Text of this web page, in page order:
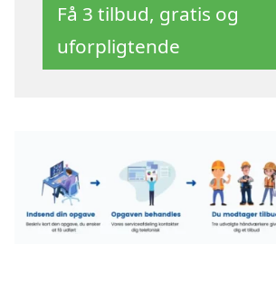
Få 3 tilbud, gratis og
uforpligtende